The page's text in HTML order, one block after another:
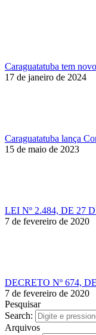
Caraguatatuba tem
17 de janeiro de 2024
Caraguatatuba lança
15 de maio de 2023
LEI Nº 2.484, DE 27
7 de fevereiro de 2020
DECRETO Nº 674,
7 de fevereiro de 2020
Pesquisar
Search:
Arquivos